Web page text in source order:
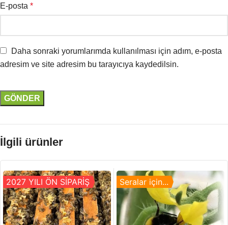
E-posta *
Daha sonraki yorumlarımda kullanılması için adım, e-posta
adresim ve site adresim bu tarayıcıya kaydedilsin.
İlgili ürünler
2027 YILI ÖN SİPARİŞ Seralar için...